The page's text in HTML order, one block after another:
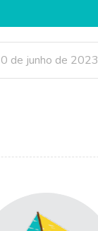
de junho de 2023